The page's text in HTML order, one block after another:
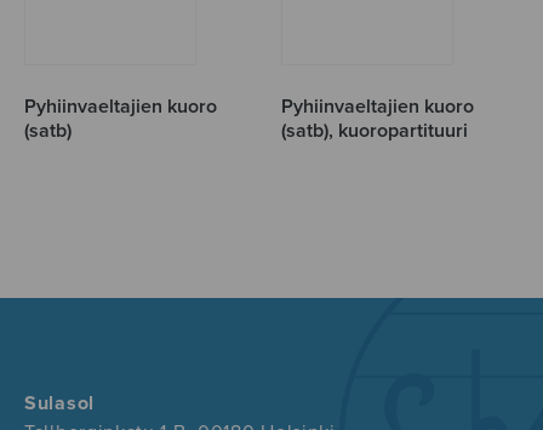
Pyhiinvaeltajien kuoro
(satb)
Pyhiinvaeltajien kuoro
(satb), kuoropartituuri
Sulasol